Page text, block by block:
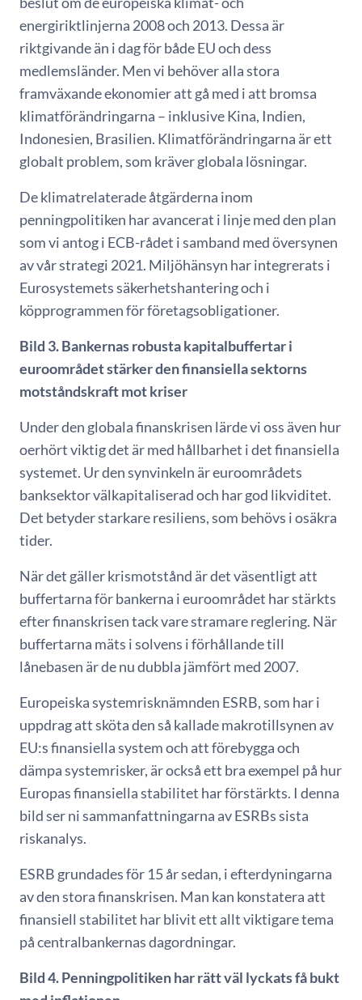
energiriktlinjerna 2008 och 2013. Dessa är
riktgivande än i dag för både EU och dess
medlemsländer. Men vi behöver alla stora
framväxande ekonomier att gå med i att bromsa
klimatförändringarna – inklusive Kina, Indien,
Indonesien, Brasilien. Klimatförändringarna är ett
globalt problem, som kräver globala lösningar.
De klimatrelaterade åtgärderna inom
penningpolitiken har avancerat i linje med den plan
som vi antog i ECB-rådet i samband med översynen
av vår strategi 2021. Miljöhänsyn har integrerats i
Eurosystemets säkerhetshantering och i
köpprogrammen för företagsobligationer.
Bild 3. Bankernas robusta kapitalbuffertar i
euroområdet stärker den finansiella sektorns
motståndskraft mot kriser
Under den globala finanskrisen lärde vi oss även hur
oerhört viktig det är med hållbarhet i det finansiella
systemet. Ur den synvinkeln är euroområdets
banksektor välkapitaliserad och har god likviditet.
Det betyder starkare resiliens, som behövs i osäkra
tider.
När det gäller krismotstånd är det väsentligt att
buffertarna för bankerna i euroområdet har stärkts
efter finanskrisen tack vare stramare reglering. När
buffertarna mäts i solvens i förhållande till
lånebasen är de nu dubbla jämfört med 2007.
Europeiska systemrisknämnden ESRB, som har i
uppdrag att sköta den så kallade makrotillsynen av
EU:s finansiella system och att förebygga och
dämpa systemrisker, är också ett bra exempel på hur
Europas finansiella stabilitet har förstärkts. I denna
bild ser ni sammanfattningarna av ESRBs sista
riskanalys.
ESRB grundades för 15 år sedan, i efterdyningarna
av den stora finanskrisen. Man kan konstatera att
finansiell stabilitet har blivit ett allt viktigare tema
på centralbankernas dagordningar.
Bild 4. Penningpolitiken har rätt väl lyckats få bukt